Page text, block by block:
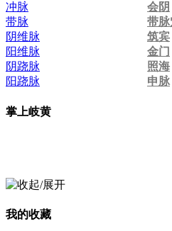
冲脉
会阴
带脉
带脉
阴维脉
筑宾
阳维脉
金门
阴跷脉
照海
阳跷脉
申脉
掌上岐黄
我的收藏